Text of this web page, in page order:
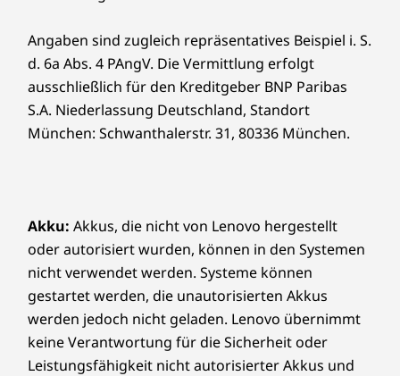
Angaben sind zugleich repräsentatives Beispiel i. S.
d. 6a Abs. 4 PAngV. Die Vermittlung erfolgt
ausschließlich für den Kreditgeber BNP Paribas
S.A. Niederlassung Deutschland, Standort
München: Schwanthalerstr. 31, 80336 München.
Akku: Akkus, die nicht von Lenovo hergestellt
oder autorisiert wurden, können in den Systemen
nicht verwendet werden. Systeme können
gestartet werden, die unautorisierten Akkus
werden jedoch nicht geladen. Lenovo übernimmt
keine Verantwortung für die Sicherheit oder
Leistungsfähigkeit nicht autorisierter Akkus und